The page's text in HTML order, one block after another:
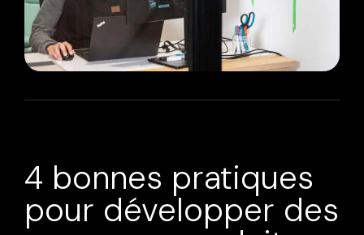
4 bonnes pratiques
pour développer des